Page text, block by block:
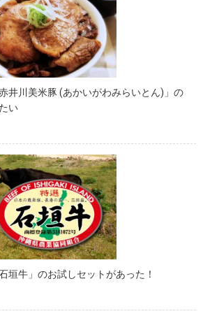
井川美米豚 (あかいがわみらいとん)」の
い
垣牛」のお試しセットがあった！